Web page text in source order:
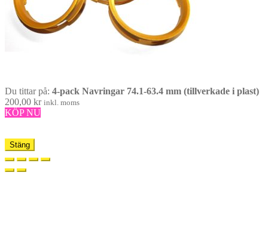
Du tittar på: 4-pack Navringar 74.1-63.4 mm (tillverkade i plast)
200,00 kr inkl. moms
KÖP NU
Stäng